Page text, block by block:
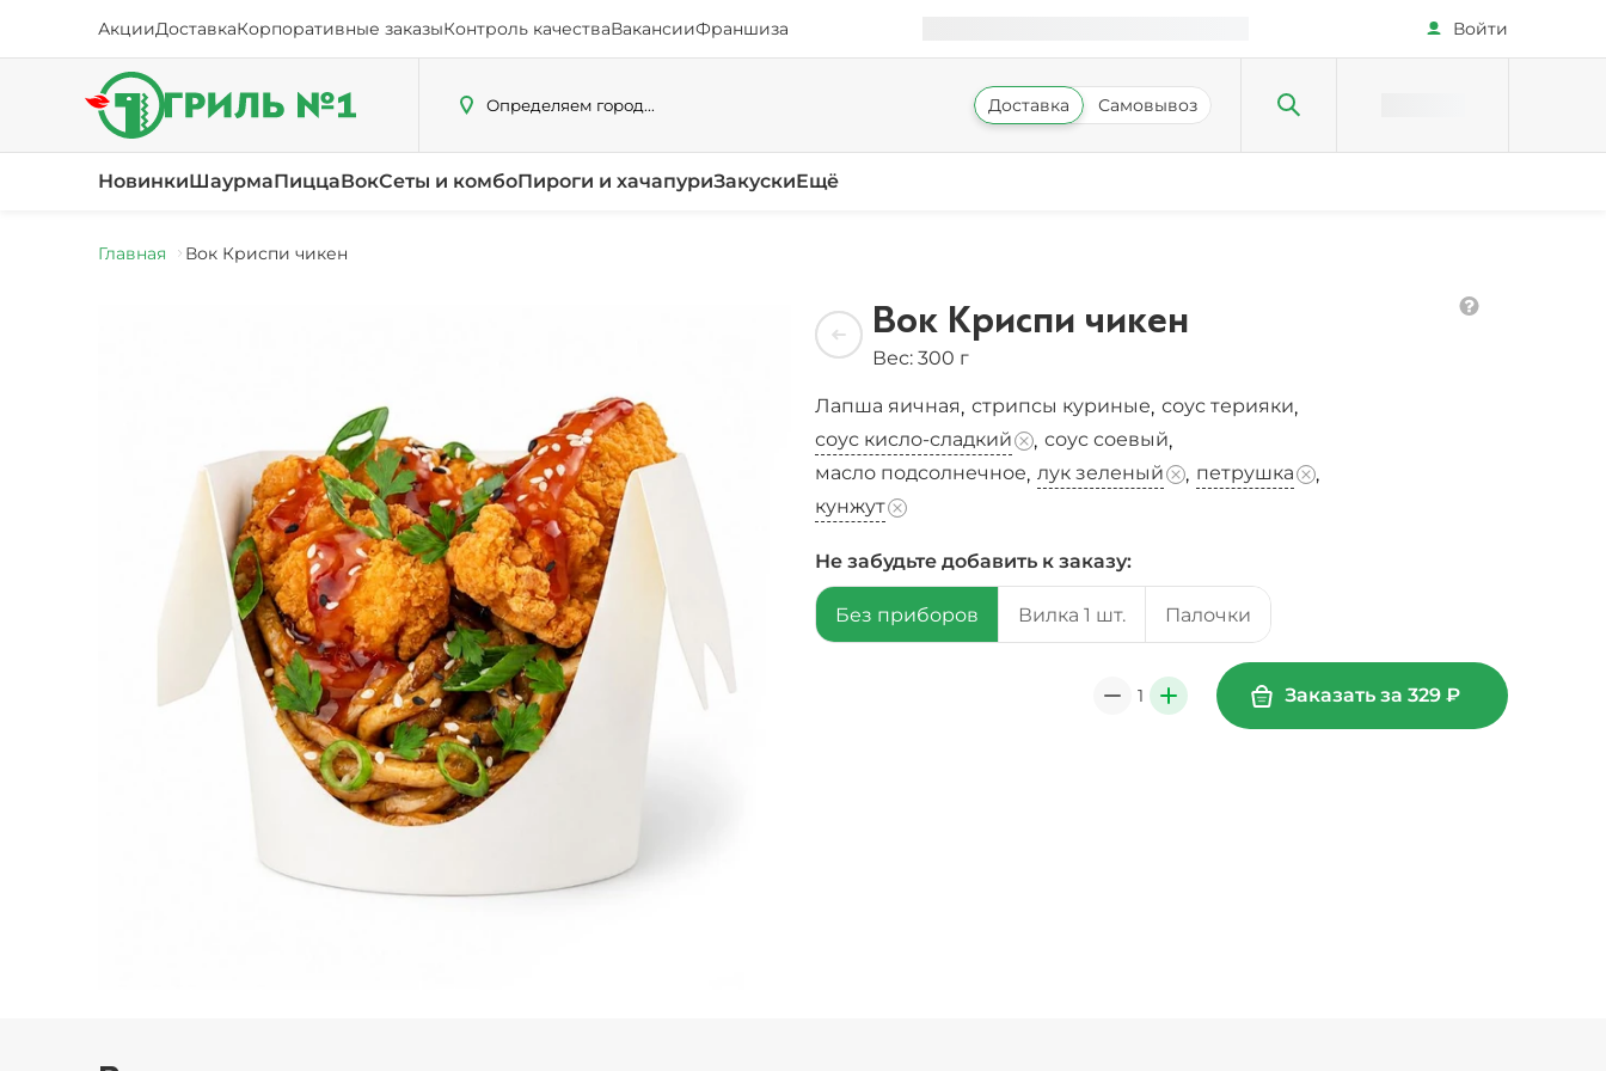
АкцииДоставкаКорпоративные заказыКонтроль качестваВакансииФраншиза Войти
Определяем город... Доставка Самовывоз
НовинкиШаурмаПиццаВокСеты и комбоПироги и хачапуриЗакускиЕщё
Главная Вок Криспи чикен
Вок Криспи чикен
Вес: 300 г
Лапша яичная, стрипсы куриные, соус терияки,
соус кисло-сладкий
, соус соевый,
масло подсолнечное, лук зеленый , петрушка
,
кунжут
Не забудьте добавить к заказу:
Без приборов Вилка 1 шт. Палочки
1 + Заказать за 329 ₽